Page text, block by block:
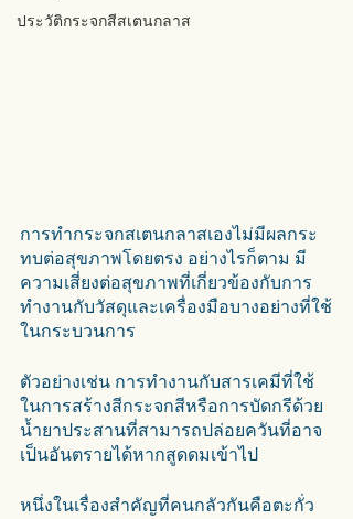
ประวัติกระจกสีสเตนกลาส
การทำกระจกสเตนกลาสเองไม่มีผลกระ
ทบต่อสุขภาพโดยตรง อย่างไรก็ตาม มี
ความเสี่ยงต่อสุขภาพที่เกี่ยวข้องกับการ
ทำงานกับวัสดุและเครื่องมือบางอย่างที่ใช้
ในกระบวนการ
ตัวอย่างเช่น การทำงานกับสารเคมีที่ใช้
ในการสร้างสีกระจกสีหรือการบัดกรีด้วย
น้ำยาประสานที่สามารถปล่อยควันที่อาจ
เป็นอันตรายได้หากสูดดมเข้าไป
หนึ่งในเรื่องสำคัญที่คนกลัวกันคือตะกั่ว